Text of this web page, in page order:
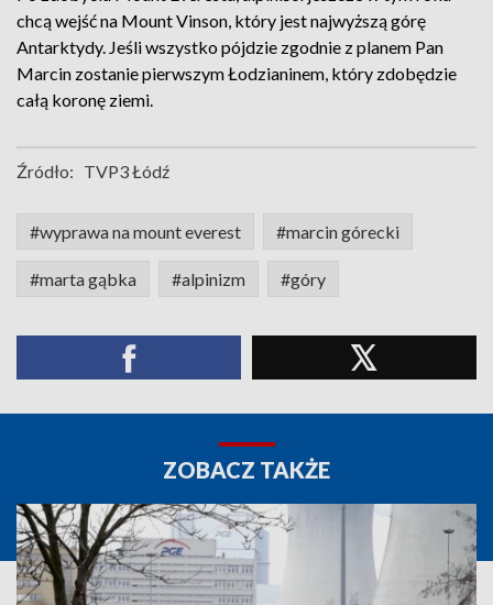
chcą wejść na Mount Vinson, który jest najwyższą górę
Antarktydy. Jeśli wszystko pójdzie zgodnie z planem Pan
Marcin zostanie pierwszym Łodzianinem, który zdobędzie
całą koronę ziemi.
Źródło: TVP3 Łódź
#wyprawa na mount everest #marcin górecki
#marta gąbka #alpinizm #góry
ZOBACZ TAKŻE